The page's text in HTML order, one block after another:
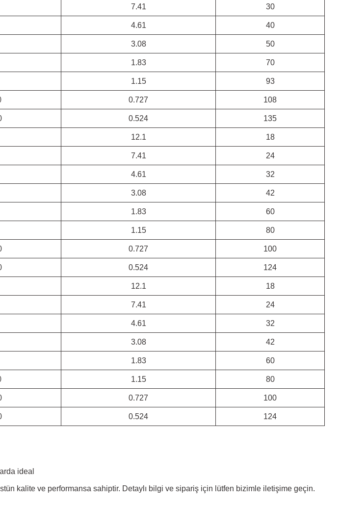
7.41 30
4.61 40
3.08 50
1.83 70
1.15 93
0.727 108
0.524 135
12.1 18
7.41 24
4.61 32
3.08 42
1.83 60
1.15 80
0.727 100
0.524 124
12.1 18
7.41 24
4.61 32
3.08 42
1.83 60
1.15 80
0.727 100
0.524 124
ideal
kalite ve performansa sahiptir. Detaylı bilgi ve sipariş için lütfen bizimle iletişime geçin.